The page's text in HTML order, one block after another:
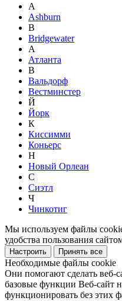
A
Ashburn
B
Bridgewater
А
Атланта
В
Вальдорф
Вестминстер
Й
Йорк
К
Киссимми
Коньерс
Н
Новый Орлеан
С
Сиэтл
Ч
Чинкотиг
Мы используем файлы
удобства пользования
Настроить Принять все
Необходимые файлы cookie
Они помогают сделать веб-
базовые функции Веб-сайт
функционировать без этих